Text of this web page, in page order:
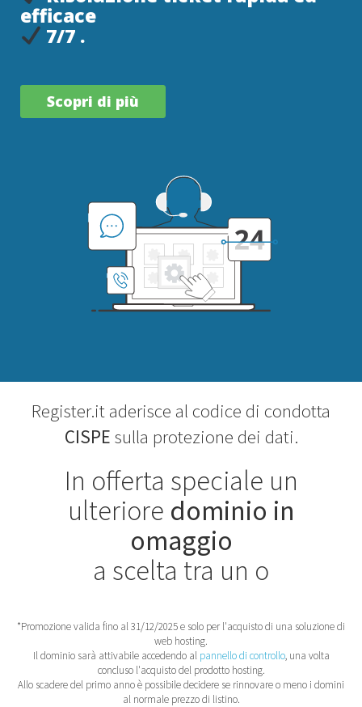
efficace
7/7 .
Scopri di più
Register.it aderisce al codice di condotta
CISPE sulla protezione dei dati.
In offerta speciale un
ulteriore dominio in
omaggio
a scelta tra un o
*Promozione valida fino al 31/12/2025 e solo per l'acquisto di una soluzione di
web hosting.
Il dominio sarà attivabile accedendo al pannello di controllo, una volta
concluso l'acquisto del prodotto hosting.
Allo scadere del primo anno è possibile decidere se rinnovare o meno i domini
al normale prezzo di listino.